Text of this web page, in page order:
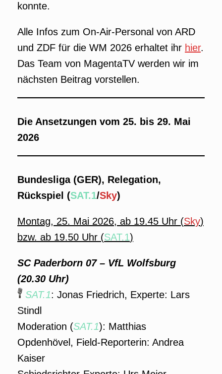
konnte.
Alle Infos zum On-Air-Personal von ARD
und ZDF für die WM 2026 erhaltet ihr hier.
Das Team von MagentaTV werden wir im
nächsten Beitrag vorstellen.
Die Ansetzungen vom 25. bis 29. Mai
2026
Bundesliga (GER), Relegation,
Rückspiel (SAT.1/Sky)
Montag, 25. Mai 2026, ab 19.45 Uhr (Sky)
bzw. ab 19.50 Uhr (SAT.1)
SC Paderborn 07 – VfL Wolfsburg
(20.30 Uhr)
SAT.1: Jonas Friedrich, Experte: Lars
Stindl
Moderation (SAT.1): Matthias
Opdenhövel, Field-Reporterin: Andrea
Kaiser